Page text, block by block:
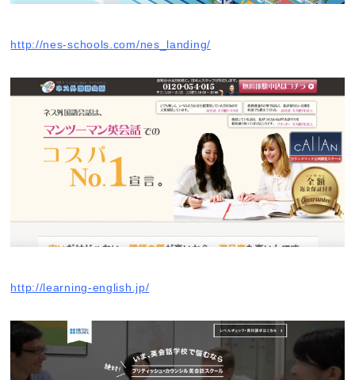
http://nes-schools.com/nes_landing/
http://learning-english.jp/